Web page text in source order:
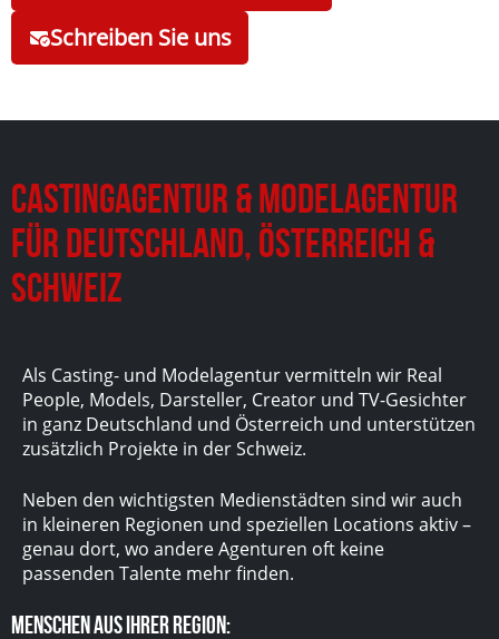
Schreiben Sie uns
Castingagentur & Modelagentur
für Deutschland, Österreich &
Schweiz
Als Casting- und Modelagentur vermitteln wir Real
People, Models, Darsteller, Creator und TV-Gesichter
in ganz Deutschland und Österreich und unterstützen
zusätzlich Projekte in der Schweiz.
Neben den wichtigsten Medienstädten sind wir auch
in kleineren Regionen und speziellen Locations aktiv –
genau dort, wo andere Agenturen oft keine
passenden Talente mehr finden.
Menschen aus Ihrer Region: